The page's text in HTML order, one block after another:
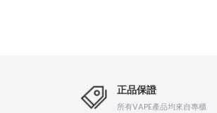
正品保證
所有VAPE產品均來自專櫃